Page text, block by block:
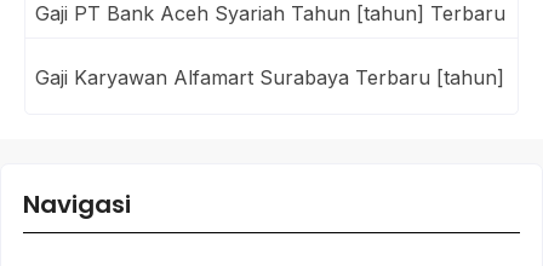
Gaji PT Bank Aceh Syariah Tahun [tahun] Terbaru
Gaji Karyawan Alfamart Surabaya Terbaru [tahun]
Navigasi